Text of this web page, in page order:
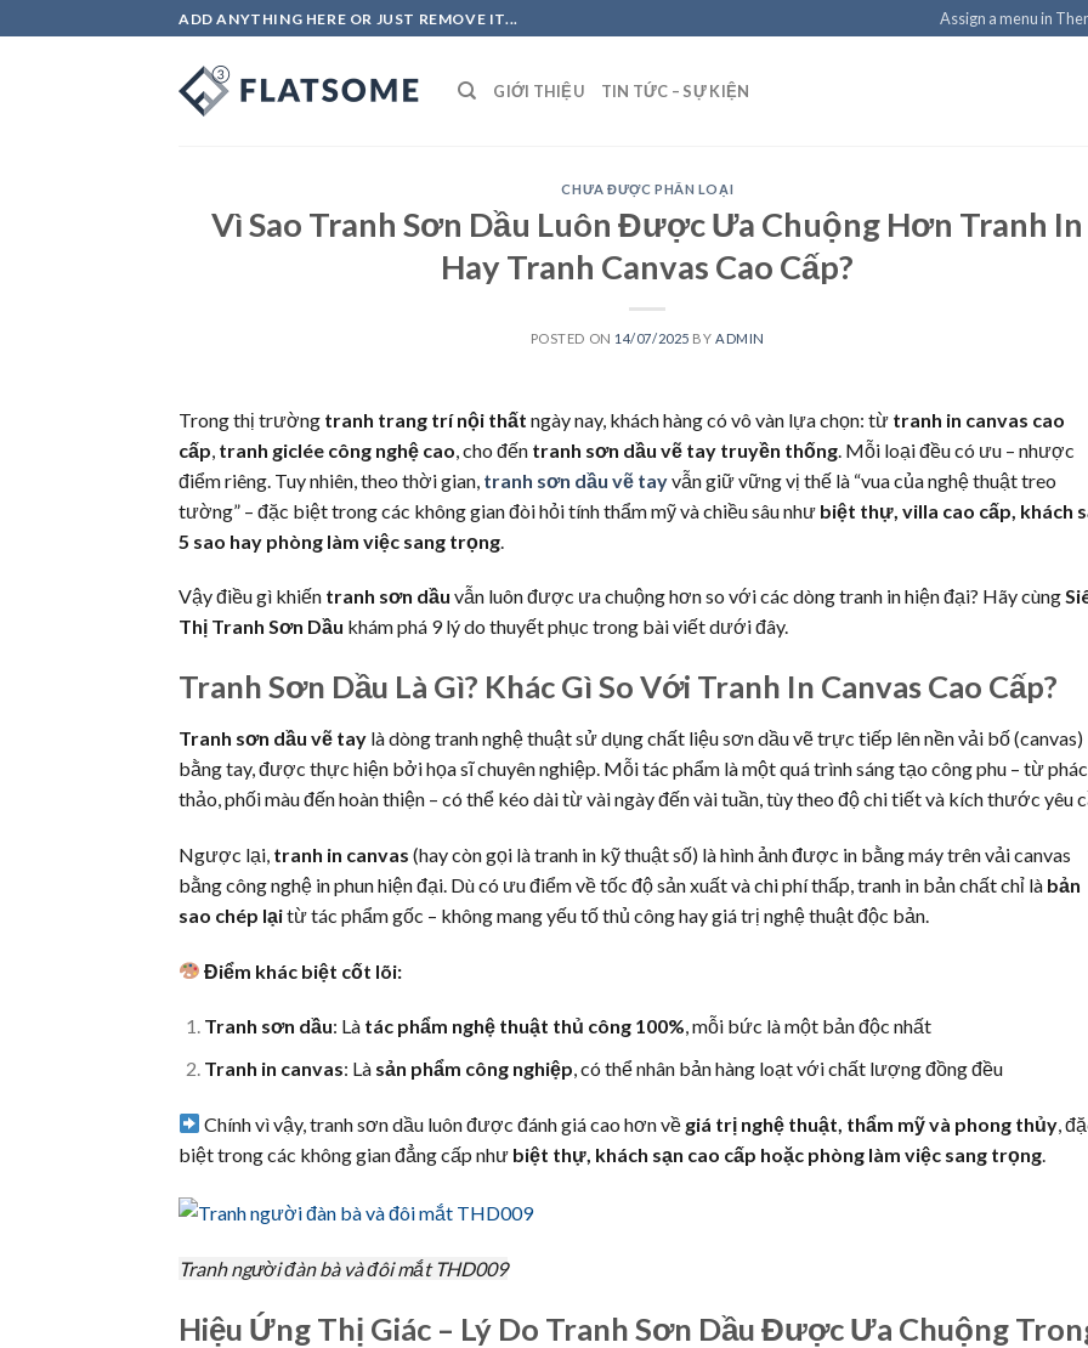
to
ADD ANYTHING HERE OR JUST REMOVE IT... Assign a menu in
GIỚI THIỆU TIN TỨC – SỰ KIỆN
CHƯA ĐƯỢC PHÂN LOẠI
Vì Sao Tranh Sơn Dầu Luôn Được Ưa Chuộng Hơn Tranh In
Hay Tranh Canvas Cao Cấp?
POSTED ON 14/07/2025 BY ADMIN
Trong thị trường tranh trang trí nội thất ngày nay, khách hàng có vô vàn lựa chọn: từ tranh in canvas cao
cấp tranh giclée công nghệ cao , cho đến tranh sơn dầu vẽ tay truyền thống . Mỗi loại đều có ưu – nhược
điểm riêng. Tuy nhiên, theo thời gian, tranh sơn dầu vẽ tayvẫn giữ vững vị thế là “vua của nghệ thuật treo
tường” – đặc biệt trong các không gian đòi hỏi tính thẩm mỹ và chiều sâu như biệt thự, villa cao cấp, khách
5 sao hay phòng làm việc sang trọng
Vậy điều gì khiến tranh sơn dầu vẫn luôn được ưa chuộng hơn so với các dòng tranh in hiện đại? Hãy cùng
Thị Tranh Sơn Dầu khám phá 9 lý do thuyết phục trong bài viết dưới đây.
Tranh Sơn Dầu Là Gì? Khác Gì So Với Tranh In Canvas Cao Cấp?
Tranh sơn dầu vẽ tay là dòng tranh nghệ thuật sử dụng chất liệu sơn dầu vẽ trực tiếp lên nền vải bố (canvas)
bằng tay, được thực hiện bởi họa sĩ chuyên nghiệp. Mỗi tác phẩm là một quá trình sáng tạo công phu – từ phác
thảo, phối màu đến hoàn thiện – có thể kéo dài từ vài ngày đến vài tuần, tùy theo độ chi tiết và kích thước yêu
Ngược lại, tranh in canvas (hay còn gọi là tranh in kỹ thuật số) là hình ảnh được in bằng máy trên vải canvas
bằng công nghệ in phun hiện đại. Dù có ưu điểm về tốc độ sản xuất và chi phí thấp, tranh in bản chất chỉ là bản
sao chép lạitừ tác phẩm gốc – không mang yếu tố thủ công hay giá trị nghệ thuật độc bản.
Điểm khác biệt cốt lõi:
Tranh sơn dầu: Là tác phẩm nghệ thuật thủ công 100%, mỗi bức là một bản độc nhất
Tranh in canvas: Là sản phẩm công nghiệp, có thể nhân bản hàng loạt với chất lượng đồng đều
Chính vì vậy, tranh sơn dầu luôn được đánh giá cao hơn về giá trị nghệ thuật, thẩm mỹ và phong thủy ,
biệt trong các không gian đẳng cấp như biệt thự, khách sạn cao cấp hoặc phòng làm việc sang trọng
Tranh người đàn bà và đôi mắt THD009
Hiệu Ứng Thị Giác – Lý Do Tranh Sơn Dầu Được Ưa Chuộng